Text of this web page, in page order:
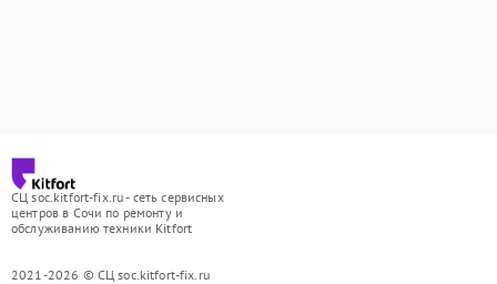
СЦ soc.kitfort-fix.ru - сеть сервисных
центров в Сочи по ремонту и
обслуживанию техники Kitfort
2021-2026 © СЦ soc.kitfort-fix.ru